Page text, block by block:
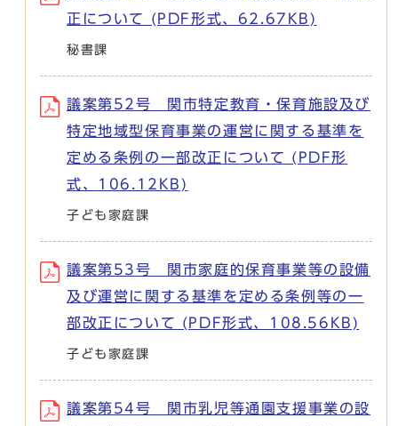
正について (PDF形式、62.67KB)
秘書課
議案第52号 関市特定教育・保育施設及び
特定地域型保育事業の運営に関する基準を
定める条例の一部改正について (PDF形
式、106.12KB)
子ども家庭課
議案第53号 関市家庭的保育事業等の設備
及び運営に関する基準を定める条例等の一
部改正について (PDF形式、108.56KB)
子ども家庭課
議案第54号 関市乳児等通園支援事業の設